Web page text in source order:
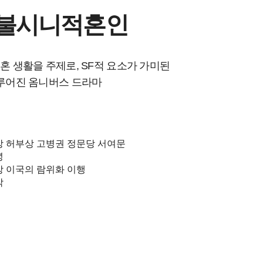
시니적혼인
생활을 주제로, SF적 요소가 가미된
어진 옴니버스 드라마
허부상 고병권 정문당 서여문
이국의 람위화 이행